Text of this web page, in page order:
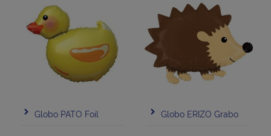
Globo PATO Foil Globo ERIZO Grabo